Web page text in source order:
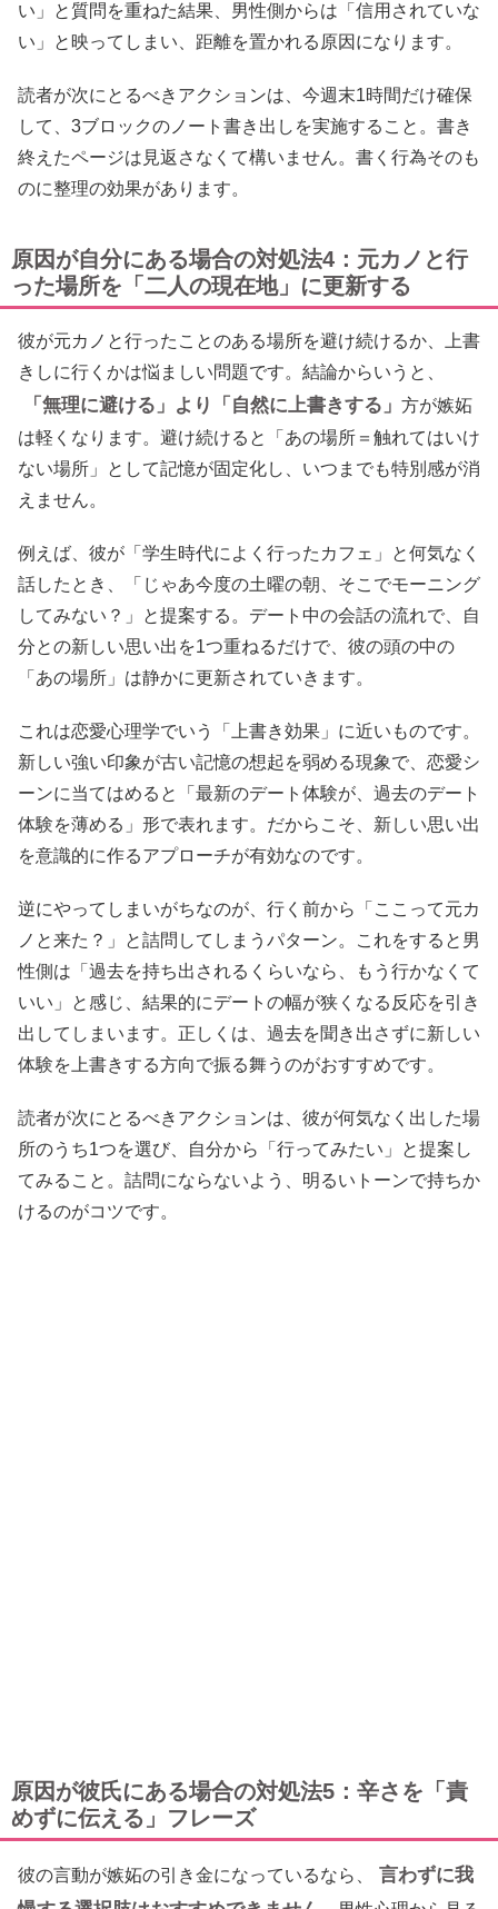
い」と質問を重ねた結果、男性側からは「信用されていな
い」と映ってしまい、距離を置かれる原因になります。
読者が次にとるべきアクションは、今週末1時間だけ確保
して、3ブロックのノート書き出しを実施すること。書き
終えたページは見返さなくて構いません。書く行為そのも
のに整理の効果があります。
原因が自分にある場合の対処法4：元カノと行
った場所を「二人の現在地」に更新する
彼が元カノと行ったことのある場所を避け続けるか、上書
きしに行くかは悩ましい問題です。結論からいうと、
「無理に避ける」より「自然に上書きする」方が嫉妬
は軽くなります。避け続けると「あの場所＝触れてはいけ
ない場所」として記憶が固定化し、いつまでも特別感が消
えません。
例えば、彼が「学生時代によく行ったカフェ」と何気なく
話したとき、「じゃあ今度の土曜の朝、そこでモーニング
してみない？」と提案する。デート中の会話の流れで、自
分との新しい思い出を1つ重ねるだけで、彼の頭の中の
「あの場所」は静かに更新されていきます。
これは恋愛心理学でいう「上書き効果」に近いものです。
新しい強い印象が古い記憶の想起を弱める現象で、恋愛シ
ーンに当てはめると「最新のデート体験が、過去のデート
体験を薄める」形で表れます。だからこそ、新しい思い出
を意識的に作るアプローチが有効なのです。
逆にやってしまいがちなのが、行く前から「ここって元カ
ノと来た？」と詰問してしまうパターン。これをすると男
性側は「過去を持ち出されるくらいなら、もう行かなくて
いい」と感じ、結果的にデートの幅が狭くなる反応を引き
出してしまいます。正しくは、過去を聞き出さずに新しい
体験を上書きする方向で振る舞うのがおすすめです。
読者が次にとるべきアクションは、彼が何気なく出した場
所のうち1つを選び、自分から「行ってみたい」と提案し
てみること。詰問にならないよう、明るいトーンで持ちか
けるのがコツです。
原因が彼氏にある場合の対処法5：辛さを「責
めずに伝える」フレーズ
彼の言動が嫉妬の引き金になっているなら、
言わずに我